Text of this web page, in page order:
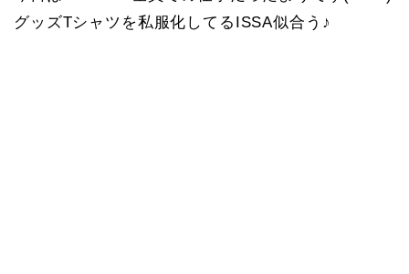
グッズTシャツを私服化してるISSA似合う♪